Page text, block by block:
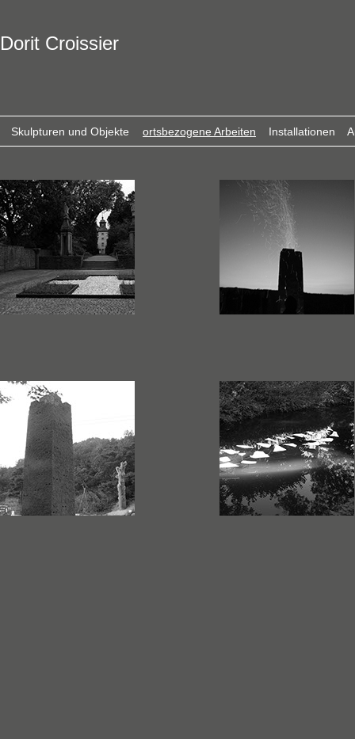
Dorit Croissier
Skulpturen und Objekte ortsbezogene Arbeiten Installationen